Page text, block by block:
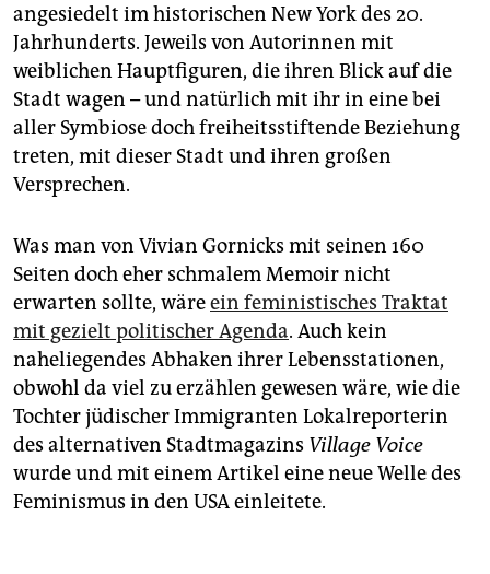
angesiedelt im historischen New York des 20.
Jahrhunderts. Jeweils von Autorinnen mit
weiblichen Hauptfiguren, die ihren Blick auf die
Stadt wagen – und natürlich mit ihr in eine bei
aller Symbiose doch freiheitsstiftende Beziehung
treten, mit dieser Stadt und ihren großen
Versprechen.
Was man von Vivian Gornicks mit seinen 160
Seiten doch eher schmalem Memoir nicht
erwarten sollte, wäreein feministisches Traktat
mit gezielt politischer Agenda. Auch kein
naheliegendes Abhaken ihrer Lebensstationen,
obwohl da viel zu erzählen gewesen wäre, wie die
Tochter jüdischer Immigranten Lokalreporterin
des alternativen Stadtmagazins Village Voice
wurde und mit einem Artikel eine neue Welle des
Feminismus in den USA einleitete.